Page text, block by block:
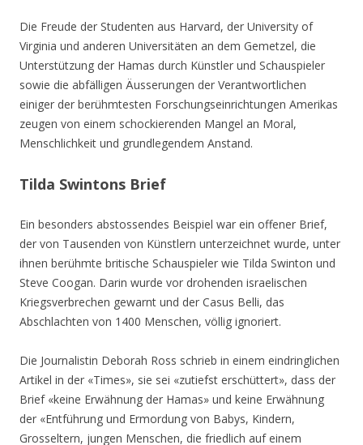
Die Freude der Studenten aus Harvard, der University of
Virginia und anderen Universitäten an dem Gemetzel, die
Unterstützung der Hamas durch Künstler und Schauspieler
sowie die abfälligen Äusserungen der Verantwortlichen
einiger der berühmtesten Forschungseinrichtungen Amerikas
zeugen von einem schockierenden Mangel an Moral,
Menschlichkeit und grundlegendem Anstand.
Tilda Swintons Brief
Ein besonders abstossendes Beispiel war ein offener Brief,
der von Tausenden von Künstlern unterzeichnet wurde, unter
ihnen berühmte britische Schauspieler wie Tilda Swinton und
Steve Coogan. Darin wurde vor drohenden israelischen
Kriegsverbrechen gewarnt und der Casus Belli, das
Abschlachten von 1400 Menschen, völlig ignoriert.
Die Journalistin Deborah Ross schrieb in einem eindringlichen
Artikel in der «Times», sie sei «zutiefst erschüttert», dass der
Brief «keine Erwähnung der Hamas» und keine Erwähnung
der «Entführung und Ermordung von Babys, Kindern,
Grosseltern, jungen Menschen, die friedlich auf einem